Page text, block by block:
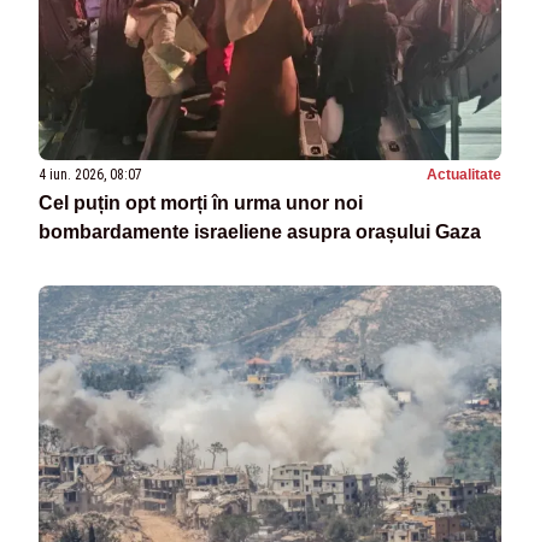
4 iun. 2026, 08:07 Actualitate
Cel puțin opt morți în urma unor noi
bombardamente israeliene asupra orașului Gaza